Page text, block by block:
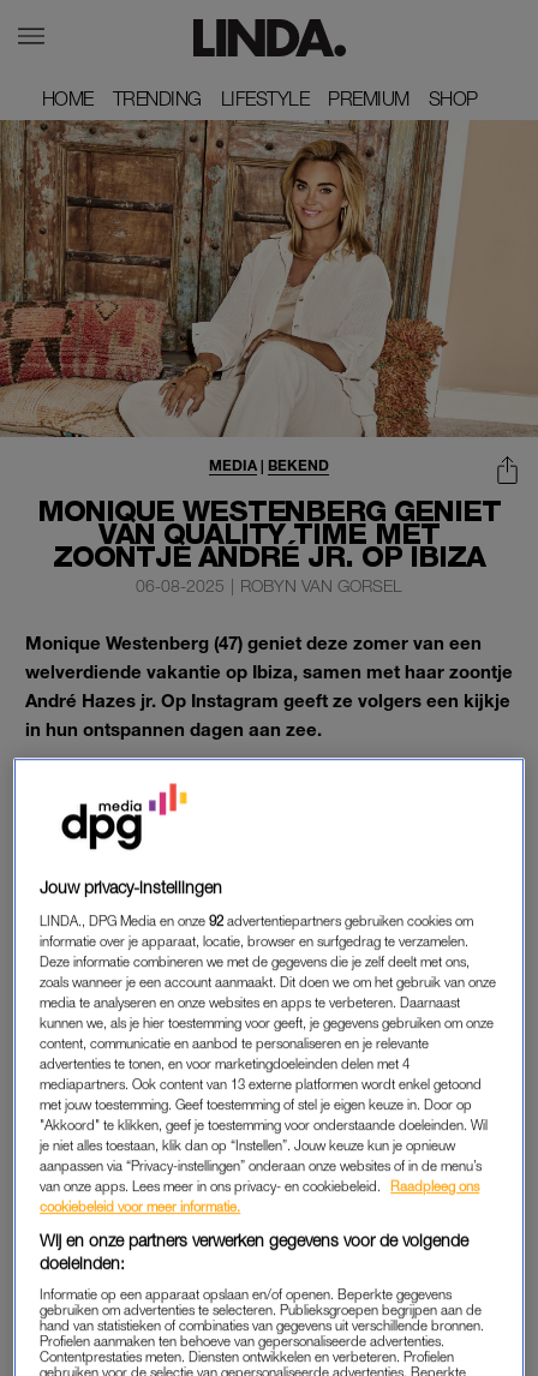
HOME
HOME TRENDING
TRENDING LIFESTYLE
LIFESTYLE PREMIUM
PREMIUM SHOP
SHOP
MONIQUE WESTENBERG GENIET
VAN QUALITY TIME MET
ZOONTJE ANDRÉ JR. OP IBIZA
MEDIA | BEKEND
06-08-2025 | ROBYN VAN GORSEL
Monique Westenberg (47) geniet deze zomer van een
welverdiende vakantie op Ibiza, samen met haar zoontje
André Hazes jr. Op Instagram geeft ze volgers een kijkje
in hun ontspannen dagen aan zee.
MONIQUE WESTENBERG IS OP
VAKANTIE
In een fotoreeks is te zien hoe de twee een dag op het water
doorbrengen. Terwijl André jr. enthousiast het water induikt met
leeftijdsgenootjes, geniet Monique met vriendinnen op een
boot van de zon. Ook deelt ze een groepsfoto genomen voor
de haven van Ibiza, met de oude stad op de achtergrond.
‘Dagje op het water’,schrijftze erbij.
De ontspannen setting staat in schril contrast met de recente
ontwikkelingen in haar liefdesleven. Tijdens een reis door
Amerika in april maakten Monique en André Hazes bekend
dat zeopnieuw uit elkaar zijn . Voor de buitenwereld leek het al
definitiever dan ooit.
ANDRE HAZES
André is namelijk inmiddels dolgelukkig met zijn nieuwe
Jouw privacy-instellingen
LINDA., DPG Media en onze92 advertentiepartners gebruiken cookies om
informatie over je apparaat, locatie, browser en surfgedrag te verzamelen.
Deze informatie combineren we met de gegevens die je zelf deelt met ons,
zoals wanneer je een account aanmaakt. Dit doen we om het gebruik van onze
media te analyseren en onze websites en apps te verbeteren. Daarnaast
kunnen we, als je hier toestemming voor geeft, je gegevens gebruiken om onze
content, communicatie en aanbod te personaliseren en je relevante
advertenties te tonen, en voor marketingdoeleinden delen met 4
mediapartners. Ook content van 13 externe platformen wordt enkel getoond
met jouw toestemming. Geef toestemming of stel je eigen keuze in. Door op
"Akkoord" te klikken, geef je toestemming voor onderstaande doeleinden. Wil
je niet alles toestaan, klik dan op “Instellen”. Jouw keuze kun je opnieuw
aanpassen via “Privacy-instellingen” onderaan onze websites of in de menu’s
van onze apps. Lees meer in ons privacy- en cookiebeleid.
Raadpleeg ons
cookiebeleid voor meer informatie.
Wij en onze partners verwerken gegevens voor de volgende
doeleinden:
Informatie op een apparaat opslaan en/of openen. Beperkte gegevens
gebruiken om advertenties te selecteren. Publieksgroepen begrijpen aan de
hand van statistieken of combinaties van gegevens uit verschillende bronnen.
Profielen aanmaken ten behoeve van gepersonaliseerde advertenties.
Contentprestaties meten. Diensten ontwikkelen en verbeteren. Profielen
gebruiken voor de selectie van gepersonaliseerde advertenties. Beperkte